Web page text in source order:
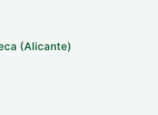
(Alicante)